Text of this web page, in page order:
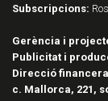
Subscripcions:
Gerència i
Publicitat i
Direcció
c. Mallorca, 221,